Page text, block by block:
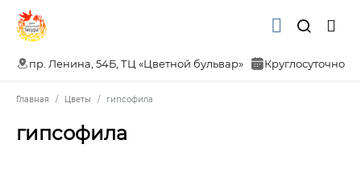
пр. Ленина, 54Б, ТЦ «Цветной бульвар» Круглосуточно
Главная Цветы гипсофила
гипсофила